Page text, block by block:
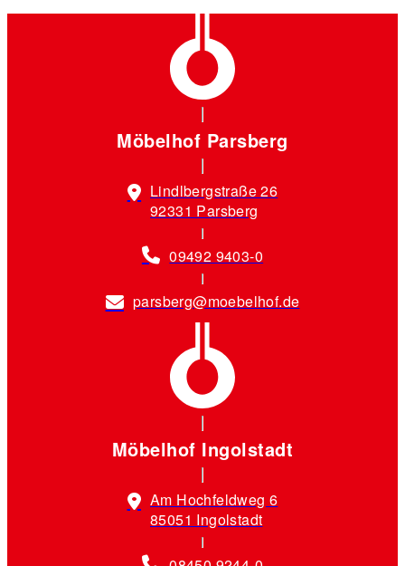
Möbelhof Parsberg
Lindlbergstraße 26
92331 Parsberg
09492 9403-0
parsberg@moebelhof.de
Möbelhof Ingolstadt
Am Hochfeldweg 6
85051 Ingolstadt